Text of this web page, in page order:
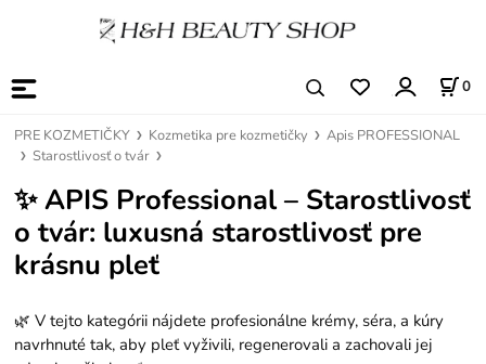
0
PRE KOZMETIČKY Kozmetika pre kozmetičky
Apis PROFESSIONAL
Starostlivosť o tvár
✨APIS Professional – Starostlivosť
o tvár: luxusná starostlivosť pre
krásnu pleť
🌿 V tejto kategórii nájdete profesionálne krémy, séra, a kúry
navrhnuté tak, aby pleť vyživili, regenerovali a zachovali jej